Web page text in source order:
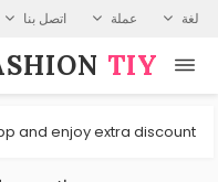
لغة عملة اتصل بنا
TIY
and enjoy extra discount